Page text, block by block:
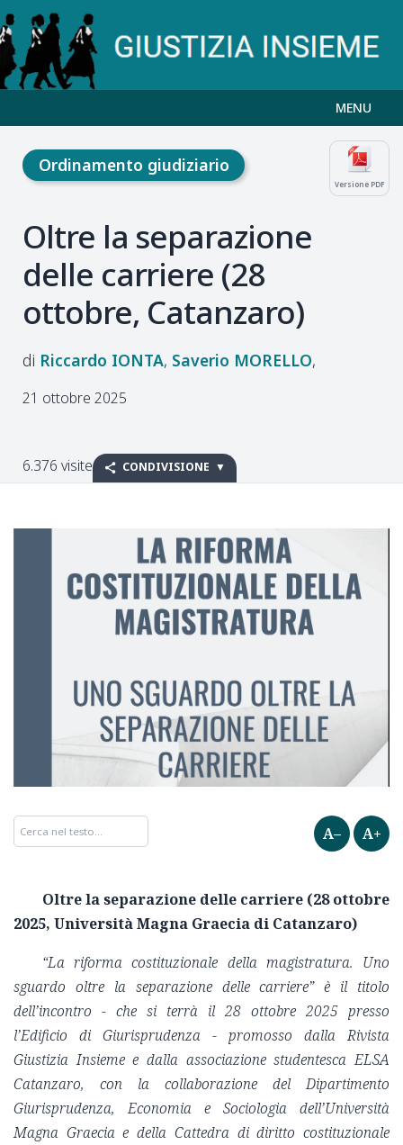
MENU
Versione PDF
Ordinamento giudiziario
Oltre la separazione
delle carriere (28
ottobre, Catanzaro)
Riccardo IONTA Saverio MORELLO
21 ottobre 2025
6.376 visite CONDIVISIONE
A– A+
Oltre la separazione delle carriere (28 ottobre
2025, Università Magna Graecia di Catanzaro)
“La riforma costituzionale della magistratura. Uno
sguardo oltre la separazione delle carriere” è il titolo
dell’incontro - che si terrà il 28 ottobre 2025 presso
l’Edificio di Giurisprudenza - promosso dalla Rivista
Giustizia Insieme e dalla associazione studentesca ELSA
Catanzaro, con la collaborazione del Dipartimento
Giurisprudenza, Economia e Sociologia dell’Università
Magna Graecia e della Cattedra di diritto costituzionale